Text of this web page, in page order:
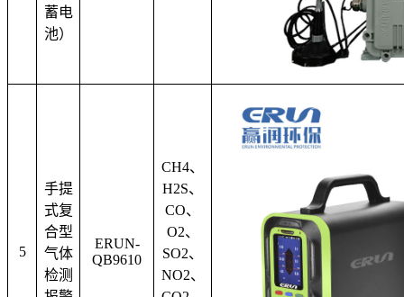
蓄电
池）
5
手提
式复
合型
气体
检测
ERUN-
QB9610
CH4、
H2S、
CO、
O2、
SO2、
NO2、